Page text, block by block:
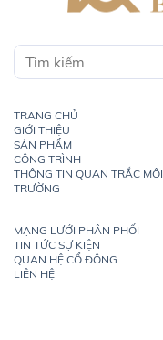
TRANG CHỦ
GIỚI THIỆU
SẢN PHẨM
CÔNG TRÌNH
THÔNG TIN QUAN TRẮC MÔI
TRƯỜNG
MẠNG LƯỚI PHÂN PHỐI
TIN TỨC SỰ KIỆN
QUAN HỆ CỔ ĐÔNG
LIÊN HỆ